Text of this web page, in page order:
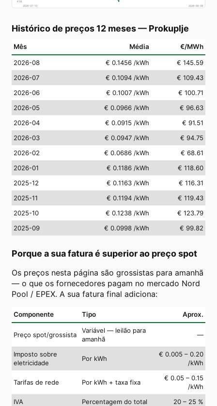
€58
2026-07-10
2026-08-09
Histórico de preços 12 meses— Prokuplje
Mês Média €/MWh
2026-08 € 0.1456 /kWh
€ 145.59
2026-07
€ 0.1094 /kWh
€ 109.43
2026-06
€ 0.1007 /kWh
€ 100.71
2026-05
€ 0.0966 /kWh
€ 96.63
2026-04
€ 0.0915 /kWh
€ 91.51
2026-03
€ 0.0947 /kWh
€ 94.75
2026-02
€ 0.0686 /kWh
€ 68.61
2026-01
€ 0.1186 /kWh
€ 118.60
2025-12
€ 0.1163 /kWh
€ 116.31
2025-11
€ 0.1194 /kWh
€ 119.43
2025-10
€ 0.1238 /kWh
€ 123.79
2025-09
€ 0.0998 /kWh € 99.82
Porque a sua fatura é superior ao preço spot
Os preços nesta página são grossistas para amanhã
— o que os fornecedores pagam no mercado Nord
Pool / EPEX. A sua fatura final adiciona:
Componente Tipo Aprox.
Preço spot/grossista
Variável — leilão para
amanhã
—
Imposto sobre
eletricidade
Por kWh
€ 0.005 – 0.20
/kWh
Tarifas de rede Por kWh + taxa fixa
€ 0.05 – 0.15
/kWh
IVA
Percentagem do total
20 – 25 %